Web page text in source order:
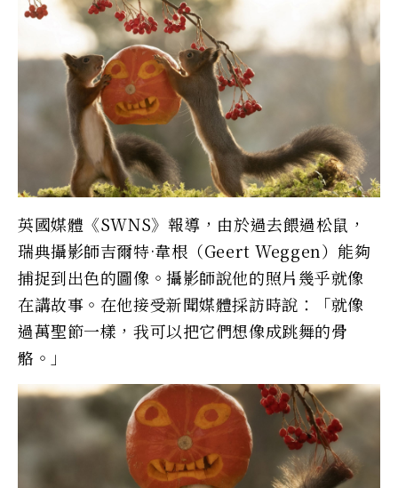
英國媒體《SWNS》報導，由於過去餵過松鼠，
瑞典攝影師吉爾特·韋根（Geert Weggen）能夠
捕捉到出色的圖像。攝影師說他的照片幾乎就像
在講故事。在他接受新聞媒體採訪時說：「就像
過萬聖節一樣，我可以把它們想像成跳舞的骨
骼。」